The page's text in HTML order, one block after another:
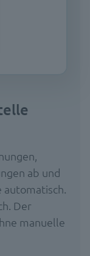
ab und
automatisch.
Der
manuelle